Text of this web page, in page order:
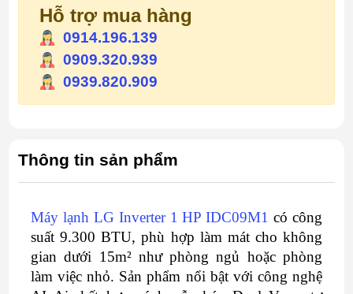
Hỗ trợ mua hàng
0914.196.139
0909.320.939
0939.820.909
Thông tin sản phẩm
Máy lạnh LG Inverter 1 HP IDC09M1 có công
suất 9.300 BTU, phù hợp làm mát cho không
gian dưới 15m² như phòng ngủ hoặc phòng
làm việc nhỏ. Sản phẩm nổi bật với công nghệ